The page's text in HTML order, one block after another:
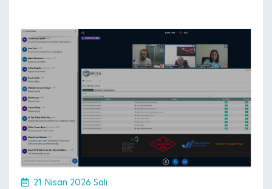
21 Nisan 2026 Salı